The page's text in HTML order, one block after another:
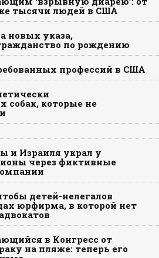
тысячи людей в США
новых указа,
по рождению
профессий в США
собак, которые не
и Израиля украл у
через фиктивные
детей-нелегалов
юрфирма, в которой нет
в Конгресс от
на пляже: теперь его